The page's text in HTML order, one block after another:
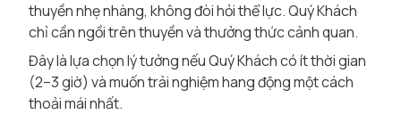
thuyền nhẹ nhàng, không đòi hỏi thể lực. Quý Khách
chỉ cần ngồi trên thuyền và thưởng thức cảnh quan.
Đây là lựa chọn lý tưởng nếu Quý Khách có ít thời gian
(2–3 giờ) và muốn trải nghiệm hang động một cách
thoải mái nhất.